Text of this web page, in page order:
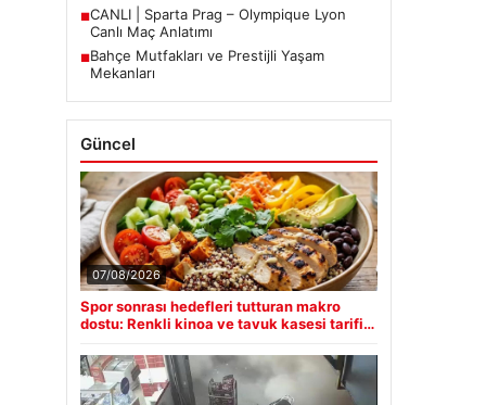
■CANLI | Sparta Prag – Olympique Lyon
Canlı Maç Anlatımı
■Bahçe Mutfakları ve Prestijli Yaşam
Mekanları
Güncel
07/08/2026
Spor sonrası hedefleri tutturan makro
dostu: Renkli kinoa ve tavuk kasesi tarifi…